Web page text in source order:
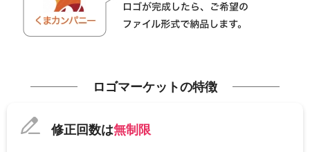
ロゴマーケットの特徴
修正回数は無制限